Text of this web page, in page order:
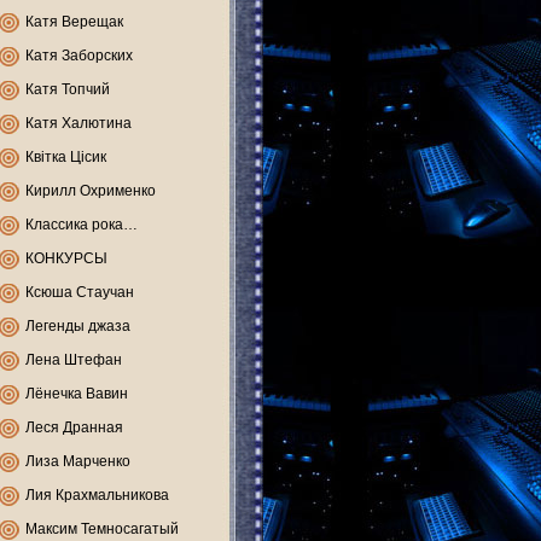
Катя Верещак
Катя Заборских
Катя Топчий
Катя Халютина
Квітка Цісик
Кирилл Охрименко
Классика рока…
КОНКУРСЫ
Ксюша Стаучан
Легенды джаза
Лена Штефан
Лёнечка Вавин
Леся Дранная
Лиза Марченко
Лия Крахмальникова
Максим Темносагатый